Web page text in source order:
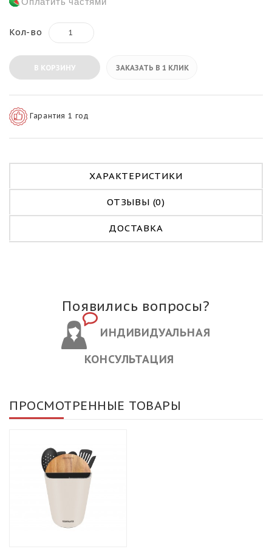
Кол-во
В КОРЗИНУ ЗАКАЗАТЬ В 1 КЛИК
Гарантия 1 год
ХАРАКТЕРИСТИКИ
ОТЗЫВЫ (0)
ДОСТАВКА
Появились вопросы?
ИНДИВИДУАЛЬНАЯ
КОНСУЛЬТАЦИЯ
ПРОСМОТРЕННЫЕ ТОВАРЫ